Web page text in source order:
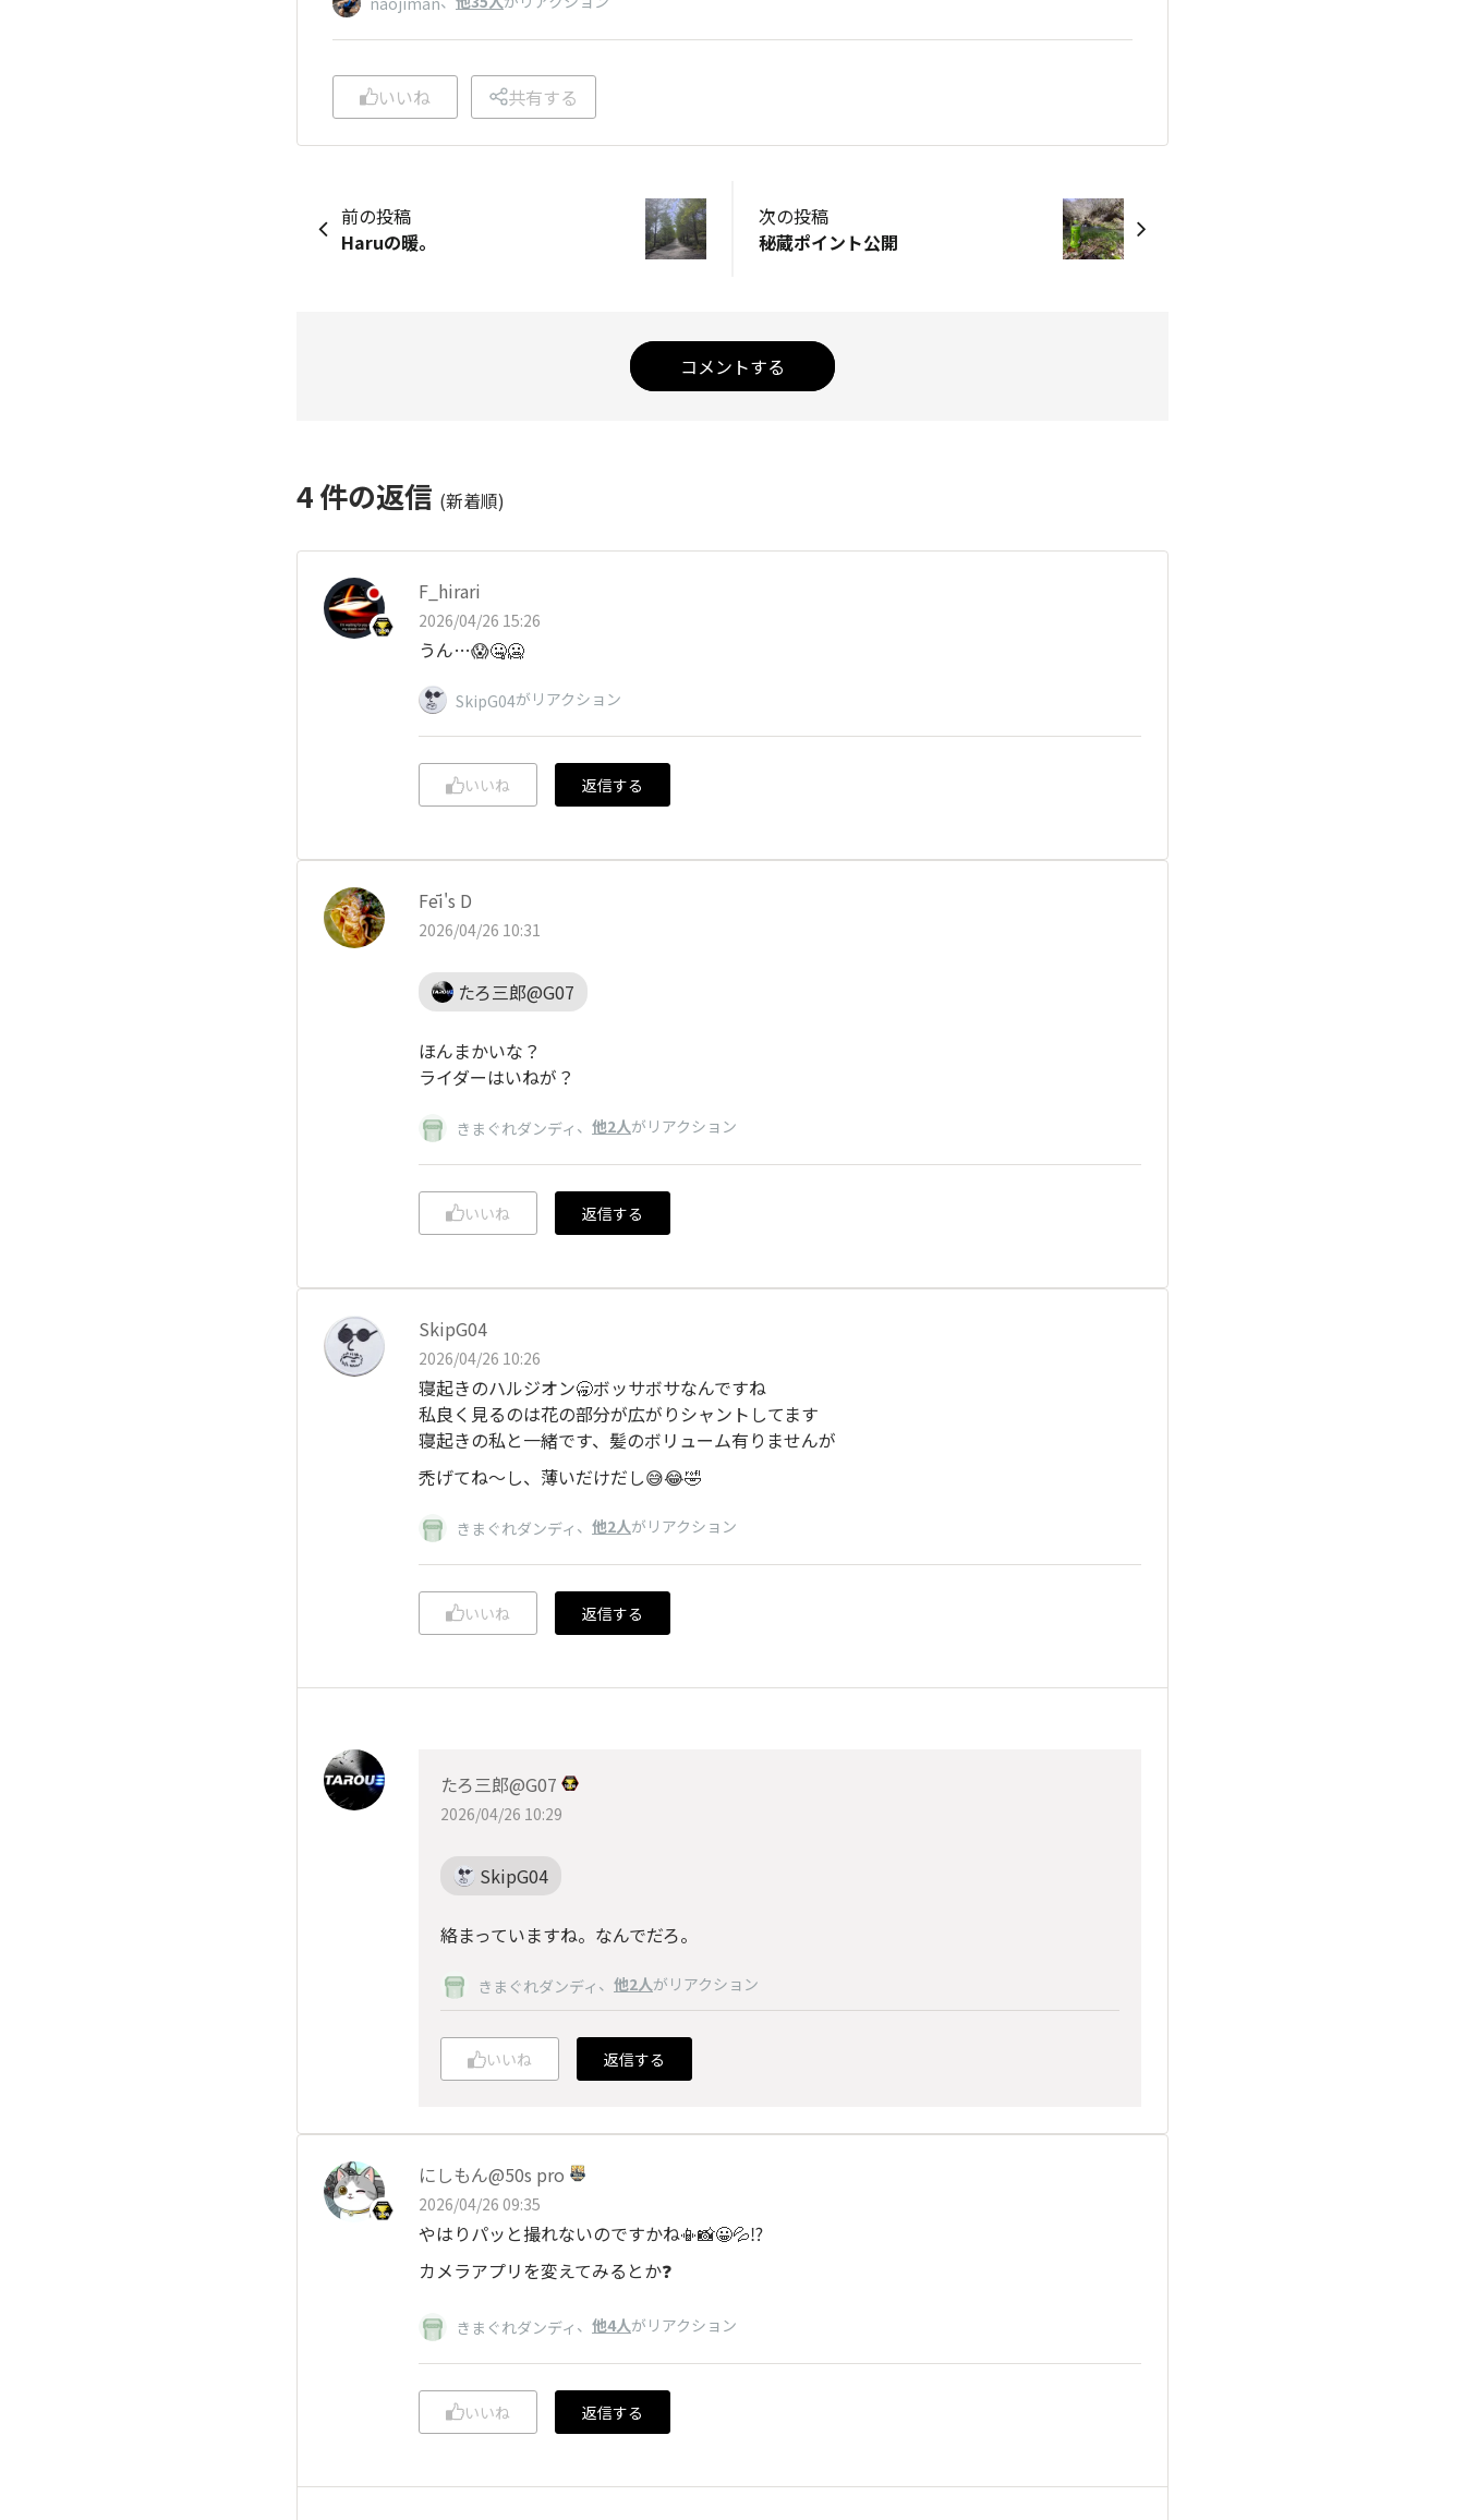
いいね 共有する
前の投稿
Haruの暖。
次の投稿
秘蔵ポイント公開
コメントする
4件の返信 (新着順)
F_hirari
2026/04/26 15:26
うん…😱🤐🥶
SkipG04がリアクション
いいね 返信する
Fēi's D
2026/04/26 10:31
たろ三郎@G07
ほんまかいな？
ライダーはいねが？
きまぐれダンディ 、 他2人がリアクション
いいね 返信する
SkipG04
2026/04/26 10:26
寝起きのハルジオン🥱ボッサボサなんですね
私良く見るのは花の部分が広がりシャントしてます
寝起きの私と一緒です、髪のボリューム有りませんが
禿げてね〜し、薄いだけだし😅😂🤣
きまぐれダンディ 、 他2人がリアクション
いいね 返信する
たろ三郎@G07
2026/04/26 10:29
SkipG04
絡まっていますね。なんでだろ。
きまぐれダンディ 、 他2人がリアクション
いいね 返信する
にしもん@50s pro
2026/04/26 09:35
やはりパッと撮れないのですかね📳📸😀💦⁉️
カメラアプリを変えてみるとか❓️
きまぐれダンディ 、 他4人がリアクション
いいね 返信する